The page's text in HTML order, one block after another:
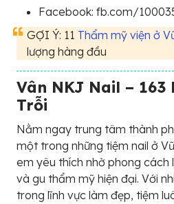
Facebook: fb.com/
GỢI Ý: 11 Thẩm mỹ viện ở
lượng hàng đầu
Vân NKJ Nail – 163
Trỗi
Nằm ngay trung tâm thành
một trong những tiệm nail ở
em yêu thích nhờ phong cách
và gu thẩm mỹ hiện đại. Với
trong lĩnh vực làm đẹp, tiệm